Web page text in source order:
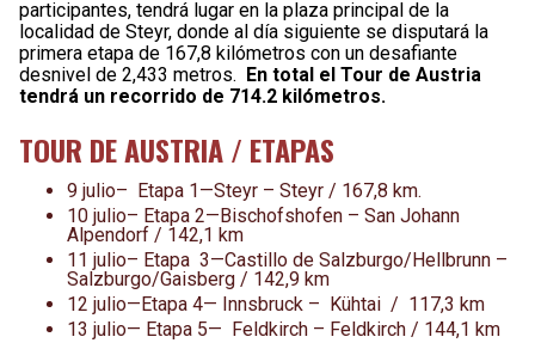
participantes, tendrá lugar en la plaza principal de la
localidad de Steyr, donde al día siguiente se disputará la
primera etapa de 167,8 kilómetros con un desafiante
desnivel de 2,433 metros.
En total el Tour de Austria
tendrá un recorrido de 714.2 kilómetros.
TOUR DE AUSTRIA / ETAPAS
9 julio– Etapa 1—Steyr – Steyr / 167,8 km.
10 julio– Etapa 2—Bischofshofen – San Johann
Alpendorf / 142,1 km
11 julio– Etapa 3—Castillo de Salzburgo/Hellbrunn –
Salzburgo/Gaisberg / 142,9 km
12 julio—Etapa 4— Innsbruck – Kühtai / 117,3 km
13 julio— Etapa 5— Feldkirch – Feldkirch / 144,1 km